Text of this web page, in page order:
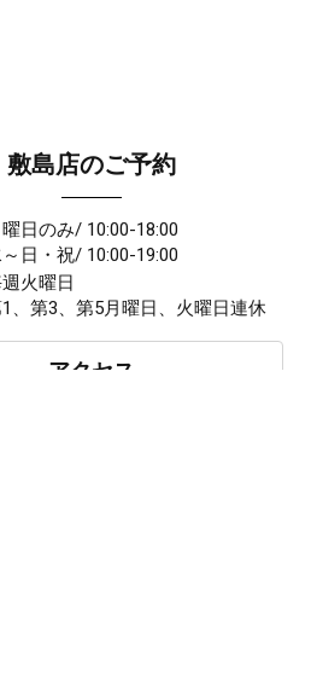
敷島店のご予約
曜日のみ/ 10:00-18:00
日・祝/ 10:00-19:00
火曜日
、第3、第5月曜日、火曜日連休
アクセス